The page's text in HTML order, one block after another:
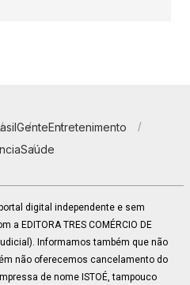
GenteEntretenimento
Saúde
portal digital independente e sem
EDITORA TRES COMÉRCIO DE
judicial). Informamos também que não
não oferecemos cancelamento do
de nome ISTOÉ, tampouco